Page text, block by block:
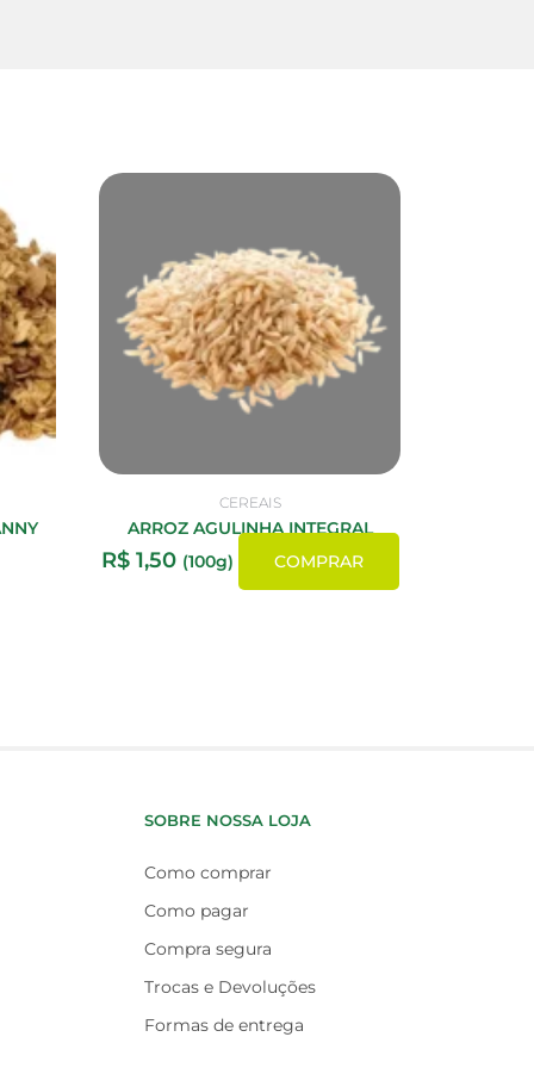
CEREAIS
ARROZ AGULINHA INTEGRAL
R$1,50 (100g) COMPRAR
SOBRE NOSSA LOJA
Como comprar
Como pagar
Compra segura
Trocas e Devoluções
Formas de entrega